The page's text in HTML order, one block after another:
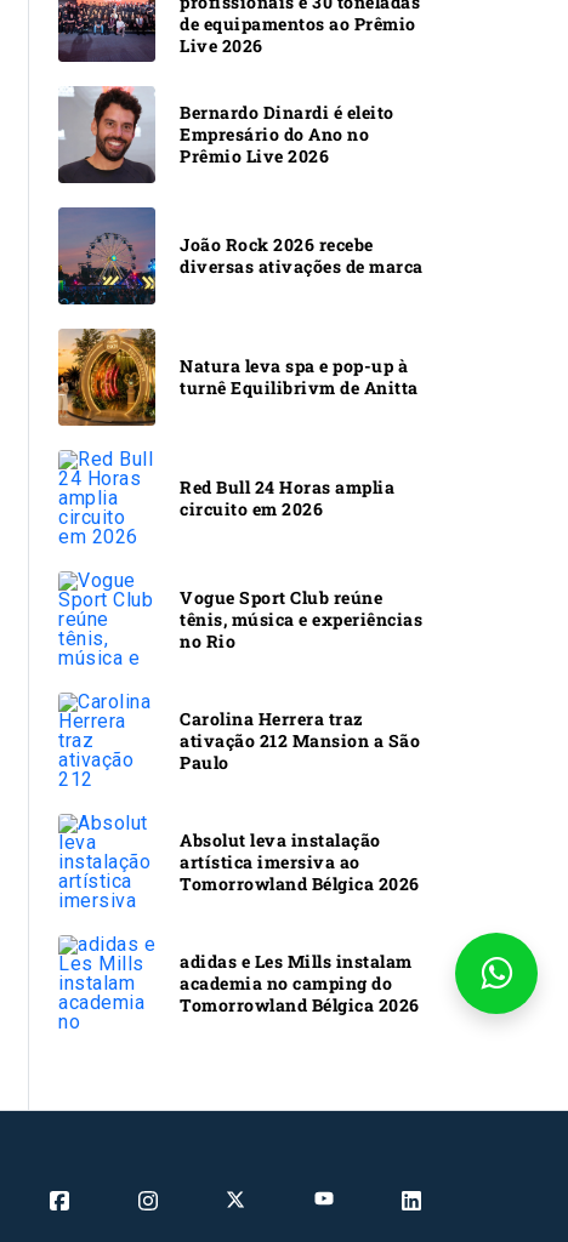
de equipamentos ao Prêmio
Live 2026
Bernardo Dinardi é eleito
Empresário do Ano no
Prêmio Live 2026
João Rock 2026 recebe
diversas ativações de marca
Natura leva spa e pop-up à
turnê Equilibrivm de Anitta
Red Bull 24 Horas amplia
circuito em 2026
Vogue Sport Club reúne
tênis, música e experiências
no Rio
Carolina Herrera traz
ativação 212 Mansion a São
Paulo
Absolut leva instalação
artística imersiva ao
Tomorrowland Bélgica 2026
adidas e Les Mills instalam
academia no camping do
Tomorrowland Bélgica 2026